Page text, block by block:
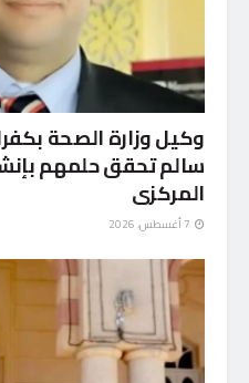
وكيل وزارة الصحة
سالم تحقق حلمهم
المركزى